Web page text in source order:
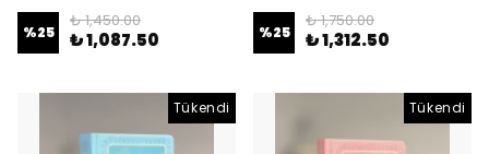
%25
₺ 1,450.00
₺ 1,087.50 %25
₺ 1,750.00
₺ 1,312.50
Tükendi Tükendi